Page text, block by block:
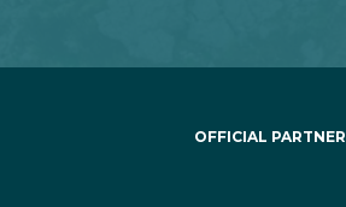
OFFICIAL PARTNER